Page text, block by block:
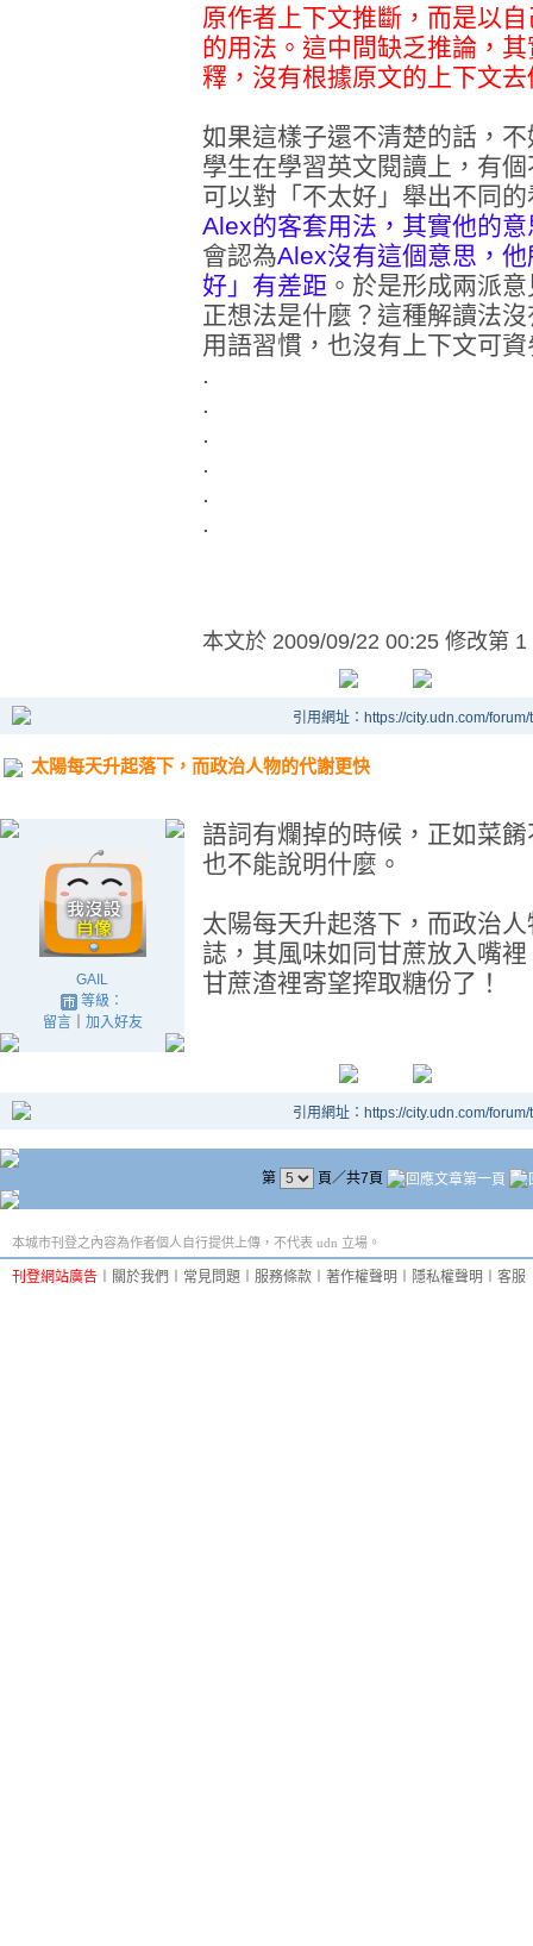
原作者上下文推斷，而是以
的用法。這中間缺乏推論，
釋，沒有根據原文的上下文
如果這樣子還不清楚的話，
學生在學習英文閱讀上，有
可以對「不太好」舉出不同
Alex的客套用法，其實他的
會認為Alex沒有這個意思，
好」有差距 。於是形成兩派
正想法是什麼？這種解讀法
用語習慣，也沒有上下文可
.
.
.
.
.
.
本文於 2009/09/22 00:25 修改第 1
引用網址：https://city.udn.com/
太陽每天升起落下，而政治人物的代謝更快
GAIL
等級：
留言｜ 加入好友
語詞有爛掉的時候，正如菜
也不能說明什麼。
太陽每天升起落下，而政治
誌，其風味如同甘蔗放入嘴
甘蔗渣裡寄望搾取糖份了！
引用網址：https://city.udn.com/
第 頁／共7頁
本城市刊登之內容為作者個人自行提供上傳，不代表 udn 立場。
刊登網站廣告 關於我們 常見問題 服務條款 著作權聲明 隱私權聲明 客服